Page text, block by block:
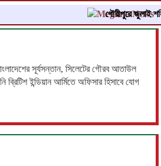
গৌরীপুরে জুলাই শহিদ
সূর্যসন্তান, সিলেটের গৌরব আতাউল
ইন্ডিয়ান আর্মিতে অফিসার হিসাবে যোগ